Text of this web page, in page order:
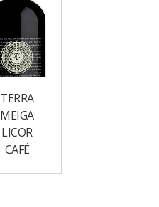
TERRA
MEIGA
LICOR
CAFÉ